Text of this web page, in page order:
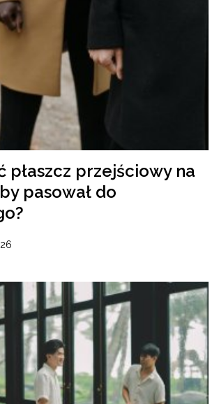
płaszcz przejściowy na
pasował do